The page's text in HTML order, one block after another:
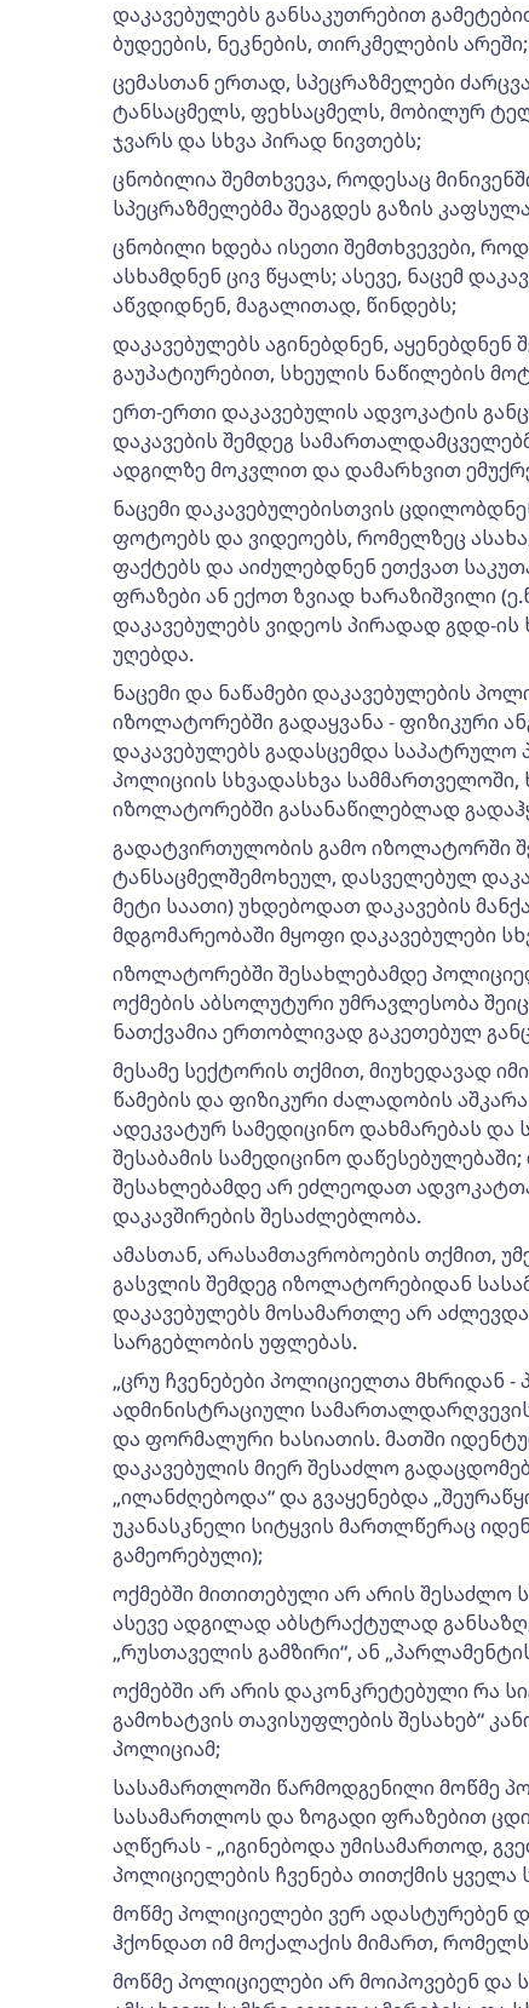
დაკავებულებს განსაკუთრებით
ბუდეების, ნეკნების, თირკმელების არეში;
ცემასთან ერთად, სპეცრაზმელები
ტანსაცმელს, ფეხსაცმელს, მობილურ
ჯვარს და სხვა პირად ნივთებს;
ცნობილია შემთხვევა, როდესაც
სპეცრაზმელებმა შეაგდეს გაზის
ცნობილი ხდება ისეთი შემთხვევები,
ასხამდნენ ცივ წყალს; ასევე, ნაცემ
აწვდიდნენ, მაგალითად, წინდებს;
დაკავებულებს აგინებდნენ,
გაუპატიურებით, სხეულის ნაწილების
ერთ-ერთი დაკავებულის ადვოკატის
დაკავების შემდეგ
ადგილზე მოკვლით და დამარხვით
ნაცემი დაკავებულებისთვის
ფოტოებს და ვიდეოებს, რომელზეც
ფაქტებს და აიძულებდნენ ეთქვათ
ფრაზები ან ექოთ ზვიად ხარაზიშვილი
დაკავებულებს ვიდეოს პირადად გდდ-
უღებდა.
ნაცემი და ნაწამები დაკავებულების
იზოლატორებში გადაყვანა - ფიზიკური
დაკავებულებს გადასცემდა
პოლიციის სხვადასხვა
იზოლატორებში გასანაწილებლად
გადატვირთულობის გამო იზოლატორში
ტანსაცმელშემოხეულ, დასველებულ
მეტი საათი) უხდებოდათ დაკავების
მდგომარეობაში მყოფი დაკავებულები
იზოლატორებში შესახლებამდე
ოქმების აბსოლუტური უმრავლესობა
ნათქვამია ერთობლივად გაკეთებულ
მესამე სექტორის თქმით, მიუხედავად
წამების და ფიზიკური ძალადობის
ადეკვატურ სამედიცინო დახმარებას და
შესაბამის სამედიცინო
შესახლებამდე არ ეძლეოდათ
დაკავშირების შესაძლებლობა.
ამასთან, არასამთავრობოების თქმით,
გასვლის შემდეგ იზოლატორებიდან
დაკავებულებს მოსამართლე არ
სარგებლობის უფლებას.
„ცრუ ჩვენებები პოლიციელთა მხრიდან -
ადმინისტრაციული
და ფორმალური ხასიათის. მათში
დაკავებულის მიერ შესაძლო
„ილანძღებოდა“ და გვაყენებდა
უკანასკნელი სიტყვის მართლწერაც
გამეორებული);
ოქმებში მითითებული არ არის
ასევე ადგილად აბსტრაქტულად
„რუსთაველის გამზირი“, ან
ოქმებში არ არის დაკონკრეტებული რა
გამოხატვის თავისუფლების შესახებ“
პოლიციამ;
სასამართლოში წარმოდგენილი მოწმე
სასამართლოს და ზოგადი ფრაზებით
აღწერას - „იგინებოდა უმისამართოდ,
პოლიციელების ჩვენება თითქმის ყველა
მოწმე პოლიციელები ვერ ადასტურებენ
ჰქონდათ იმ მოქალაქის მიმართ,
მოწმე პოლიციელები არ მოიპოვებენ და